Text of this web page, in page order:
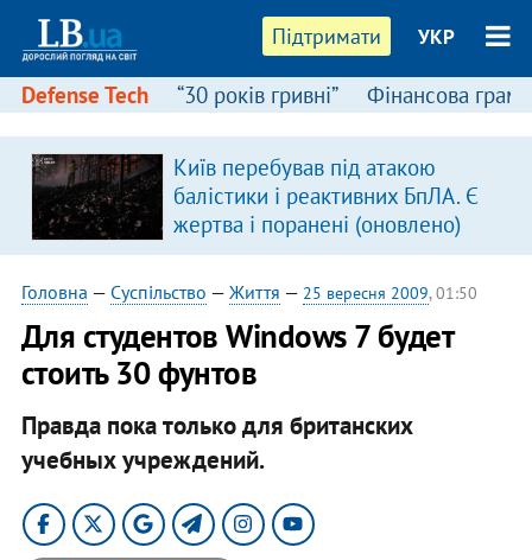
Підтримати УКР
Defense Tech “30 років гривні” Фінансова
Київ перебував під атакою
балістики і реактивних БпЛА. Є
жертва і поранені (оновлено)
Головна — Суспільство — Життя — 25 вересня 2009, 01:50
Для студентов Windows 7 будет
стоить 30 фунтов
Правда пока только для британских
учебных учреждений.